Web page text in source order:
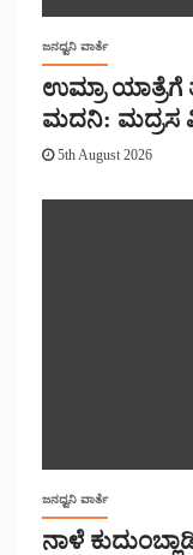
ಜನಧ್ವನಿ ವಾರ್ತೆ
ಉಮ್ರಾ ಯಾತ್ರೆಗೆ
ಮದನಿ: ಮದ್ರಸ
5th August 2026
ಜನಧ್ವನಿ ವಾರ್ತೆ
ನಾಳೆ